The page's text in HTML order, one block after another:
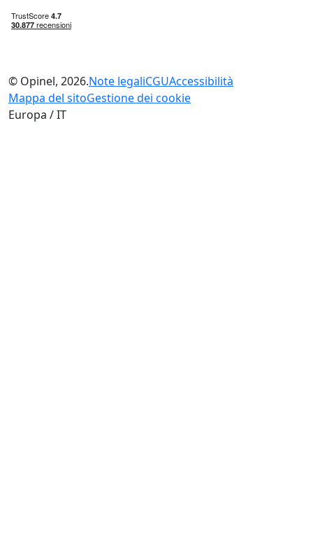
© Opinel, 2026.Note legaliCGUAccessibilità
Mappa del sitoGestione dei cookie
Europa / IT